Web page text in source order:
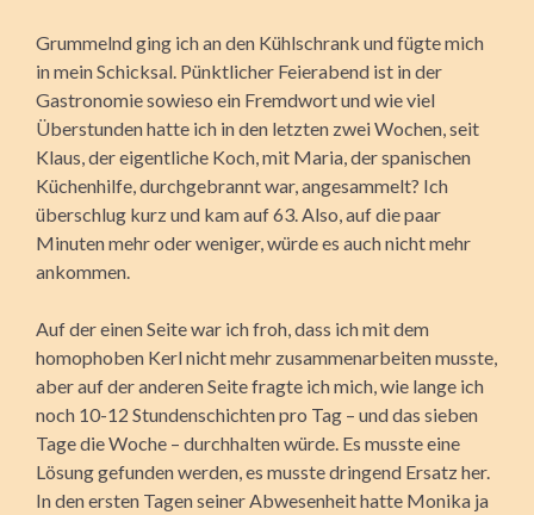
Grummelnd ging ich an den Kühlschrank und fügte mich
in mein Schicksal. Pünktlicher Feierabend ist in der
Gastronomie sowieso ein Fremdwort und wie viel
Überstunden hatte ich in den letzten zwei Wochen, seit
Klaus, der eigentliche Koch, mit Maria, der spanischen
Küchenhilfe, durchgebrannt war, angesammelt? Ich
überschlug kurz und kam auf 63. Also, auf die paar
Minuten mehr oder weniger, würde es auch nicht mehr
ankommen.
Auf der einen Seite war ich froh, dass ich mit dem
homophoben Kerl nicht mehr zusammenarbeiten musste,
aber auf der anderen Seite fragte ich mich, wie lange ich
noch 10-12 Stundenschichten pro Tag – und das sieben
Tage die Woche – durchhalten würde. Es musste eine
Lösung gefunden werden, es musste dringend Ersatz her.
In den ersten Tagen seiner Abwesenheit hatte Monika ja